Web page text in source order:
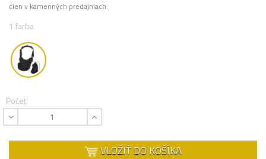
cien v kamenných predajniach.
1 farba
Počet
VLOŽIŤ DO KOŠÍKA